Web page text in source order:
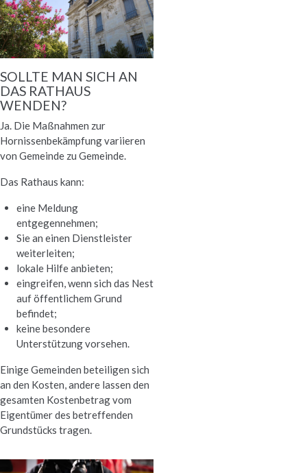
SOLLTE MAN SICH AN
DAS RATHAUS
WENDEN?
Ja. Die Maßnahmen zur
Hornissenbekämpfung variieren
von Gemeinde zu Gemeinde.
Das Rathaus kann:
eine Meldung
entgegennehmen;
Sie an einen Dienstleister
weiterleiten;
lokale Hilfe anbieten;
eingreifen, wenn sich das Nest
auf öffentlichem Grund
befindet;
keine besondere
Unterstützung vorsehen.
Einige Gemeinden beteiligen sich
an den Kosten, andere lassen den
gesamten Kostenbetrag vom
Eigentümer des betreffenden
Grundstücks tragen.